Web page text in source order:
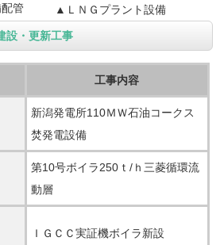
管 ▲ＬＮＧプラント設備
設・更新工事
工事内容
新潟発電所110ＭＷ石油コークス
焚発電設備
第10号ボイラ250ｔ/ｈ三菱循環流
動層
ＩＧＣＣ実証機ボイラ新設